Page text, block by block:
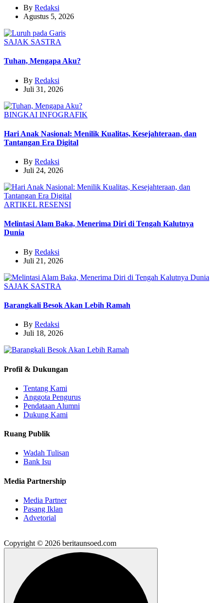
By Redaksi
Agustus 5, 2026
SAJAK SASTRA
Tuhan, Mengapa Aku?
By Redaksi
Juli 31, 2026
BINGKAI INFOGRAFIK
Hari Anak Nasional: Menilik Kualitas, Kesejahteraan, dan
Tantangan Era Digital
By Redaksi
Juli 24, 2026
ARTIKEL RESENSI
Melintasi Alam Baka, Menerima Diri di Tengah Kalutnya
Dunia
By Redaksi
Juli 21, 2026
SAJAK SASTRA
Barangkali Besok Akan Lebih Ramah
By Redaksi
Juli 18, 2026
Profil & Dukungan
Tentang Kami
Anggota Pengurus
Pendataan Alumni
Dukung Kami
Ruang Publik
Wadah Tulisan
Bank Isu
Media Partnership
Media Partner
Pasang Iklan
Advetorial
Copyright © 2026 beritaunsoed.com